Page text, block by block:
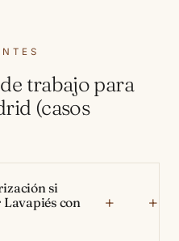
trabajo para
(casos
si
con